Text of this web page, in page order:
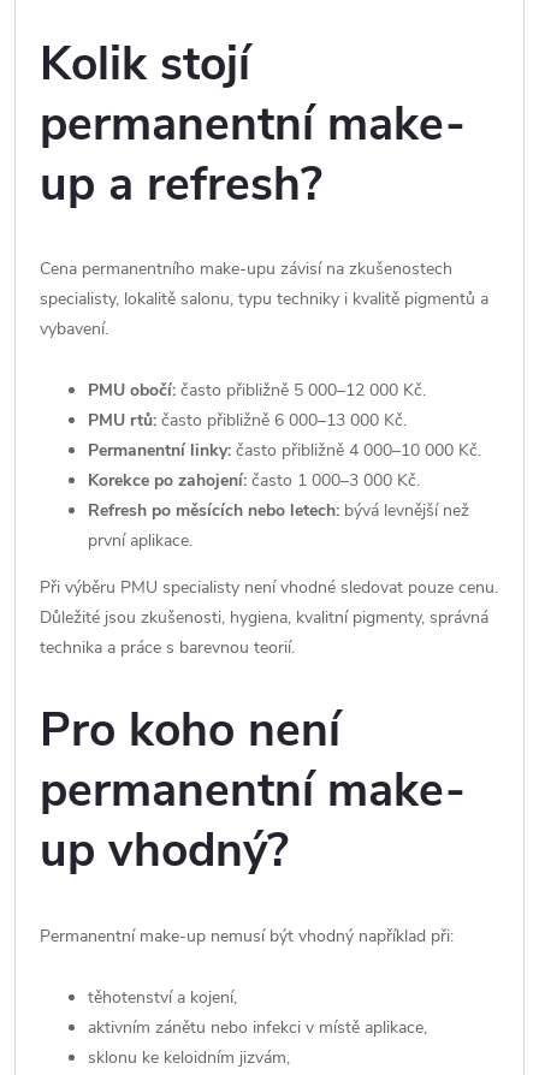
Kolik stojí
permanentní make-
up a refresh?
Cena permanentního make-upu závisí na zkušenostech
specialisty, lokalitě salonu, typu techniky i kvalitě pigmentů a
vybavení.
PMU obočí: často přibližně 5 000–12 000 Kč.
PMU rtů: často přibližně 6 000–13 000 Kč.
Permanentní linky: často přibližně 4 000–10 000 Kč.
Korekce po zahojení: často 1 000–3 000 Kč.
Refresh po měsících nebo letech: bývá levnější než
první aplikace.
Při výběru PMU specialisty není vhodné sledovat pouze cenu.
Důležité jsou zkušenosti, hygiena, kvalitní pigmenty, správná
technika a práce s barevnou teorií.
Pro koho není
permanentní make-
up vhodný?
Permanentní make-up nemusí být vhodný například při:
těhotenství a kojení,
aktivním zánětu nebo infekci v místě aplikace,
sklonu ke keloidním jizvám,